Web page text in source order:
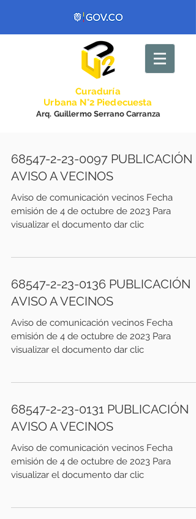
Curaduría
Urbana N°2 Piedecuesta
Arq. Guillermo Serrano Carranza
68547-2-23-0097 PUBLICACIÓN
AVISO A VECINOS
Aviso de comunicación vecinos Fecha
emisión de 4 de octubre de 2023 Para
visualizar el documento dar clic
68547-2-23-0136 PUBLICACIÓN
AVISO A VECINOS
Aviso de comunicación vecinos Fecha
emisión de 4 de octubre de 2023 Para
visualizar el documento dar clic
68547-2-23-0131 PUBLICACIÓN
AVISO A VECINOS
Aviso de comunicación vecinos Fecha
emisión de 4 de octubre de 2023 Para
visualizar el documento dar clic